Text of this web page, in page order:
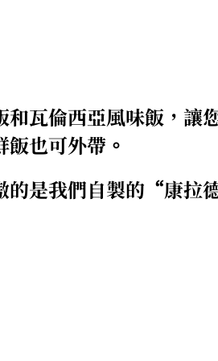
瓦倫西亞風味飯，讓
也可外帶。
的是我們自製的“康拉